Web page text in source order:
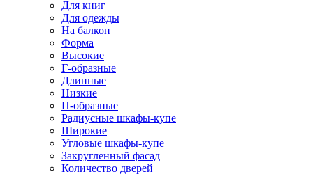
Для книг
Для одежды
На балкон
Форма
Высокие
Г-образные
Длинные
Низкие
П-образные
Радиусные шкафы-купе
Широкие
Угловые шкафы-купе
Закругленный фасад
Количество дверей